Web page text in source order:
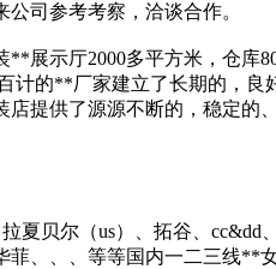
司参考考察，洽谈合作。
展示厅2000多平方米，仓库
的**厂家建立了长期的，
供了源源不断的，稳定的
夏贝尔（us）、拓谷、
、、、等等国内一二三线**女